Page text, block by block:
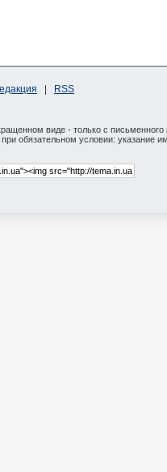
RSS
виде - только с
обязательном условии: указание